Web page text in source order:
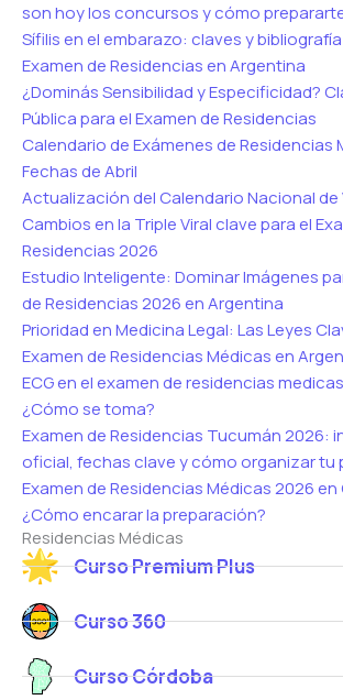
son hoy los concursos y cómo
Sífilis en el embarazo: claves y
Examen de Residencias en Argentina
¿Dominás Sensibilidad y Especificidad?
Pública para el Examen de Residencias
Calendario de Exámenes de Residencias
Fechas de Abril
Actualización del Calendario Nacional
Cambios en la Triple Viral clave para el
Residencias 2026
Estudio Inteligente: Dominar Imágenes
de Residencias 2026 en Argentina
Prioridad en Medicina Legal: Las Leyes
Examen de Residencias Médicas en
ECG en el examen de residencias
¿Cómo se toma?
Examen de Residencias Tucumán 2026:
oficial, fechas clave y cómo organizar tu
Examen de Residencias Médicas 2026
¿Cómo encarar la preparación?
Residencias Médicas
Curso Premium Plus
Curso 360
Curso Córdoba